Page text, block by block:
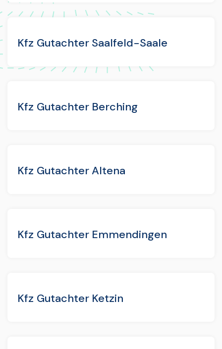
Kfz Gutachter Saalfeld-Saale
Kfz Gutachter Berching
Kfz Gutachter Altena
Kfz Gutachter Emmendingen
Kfz Gutachter Ketzin